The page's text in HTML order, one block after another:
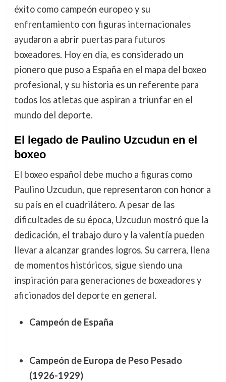
éxito como campeón europeo y su
enfrentamiento con figuras internacionales
ayudaron a abrir puertas para futuros
boxeadores. Hoy en día, es considerado un
pionero que puso a España en el mapa del boxeo
profesional, y su historia es un referente para
todos los atletas que aspiran a triunfar en el
mundo del deporte.
El legado de Paulino Uzcudun en el
boxeo
El boxeo español debe mucho a figuras como
Paulino Uzcudun, que representaron con honor a
su país en el cuadrilátero. A pesar de las
dificultades de su época, Uzcudun mostró que la
dedicación, el trabajo duro y la valentía pueden
llevar a alcanzar grandes logros. Su carrera, llena
de momentos históricos, sigue siendo una
inspiración para generaciones de boxeadores y
aficionados del deporte en general.
Campeón de España
Campeón de Europa de Peso Pesado
(1926-1929)